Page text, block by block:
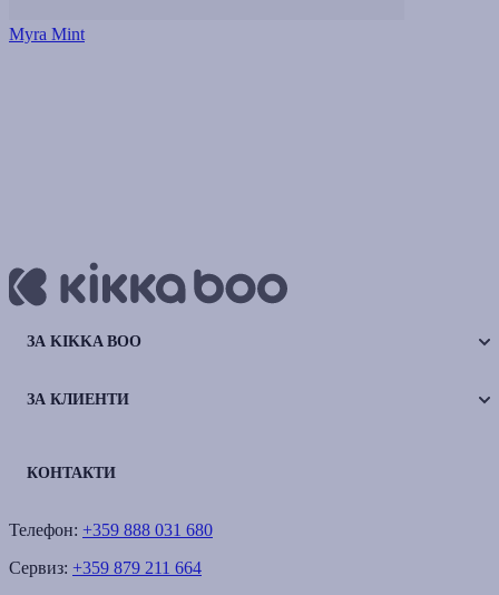
Myra Mint
ЗА KIKKA BOO
ЗА КЛИЕНТИ
КОНТАКТИ
Телефон: +359 888 031 680
Сервиз: +359 879 211 664